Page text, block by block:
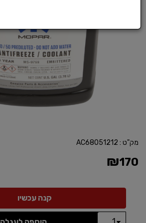
מק"ט : AC68051212
₪170